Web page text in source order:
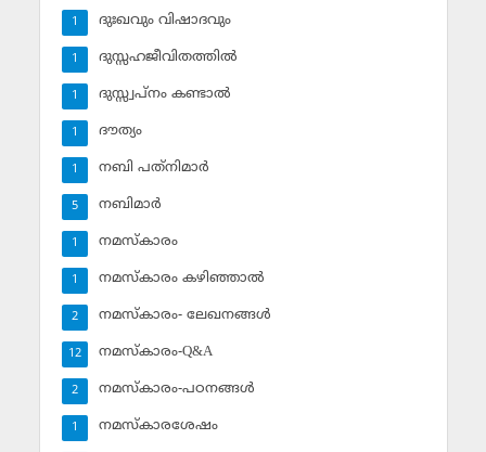
ദുഃഖവും വിഷാദവും
1
ദുസ്സഹജീവിതത്തില്‍
1
ദുസ്സ്വപ്‌നം കണ്ടാല്‍
1
ദൗത്യം
1
നബി പത്‌നിമാര്‍
1
നബിമാര്‍
5
നമസ്‌കാരം
1
നമസ്‌കാരം കഴിഞ്ഞാല്‍
1
നമസ്‌കാരം- ലേഖനങ്ങള്‍
2
നമസ്‌കാരം-Q&A
12
നമസ്‌കാരം-പഠനങ്ങള്‍
2
നമസ്‌കാരശേഷം
1